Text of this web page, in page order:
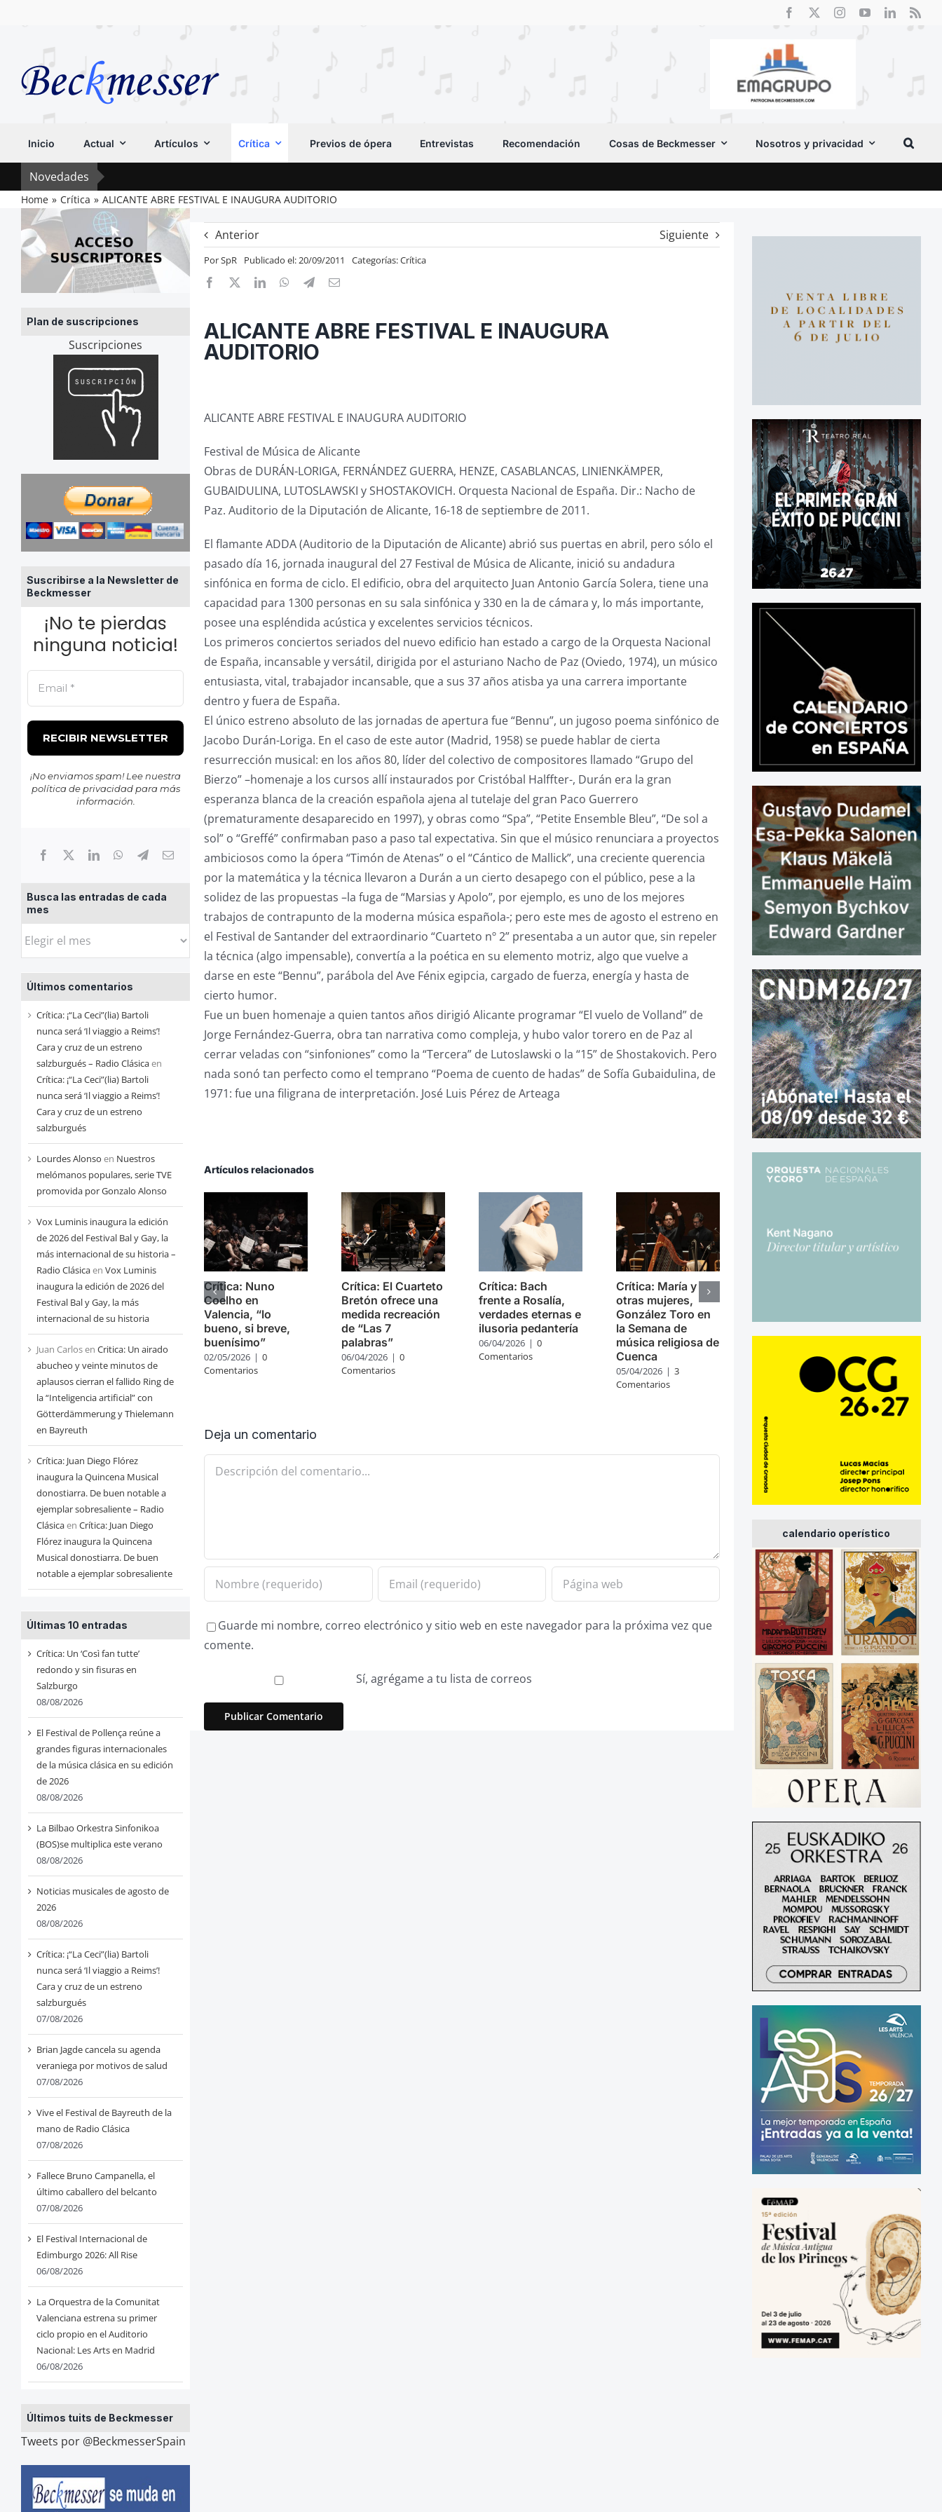
Inicio Actual Artículos Crítica Previos de ópera Entrevistas Recomendación Cosas de Beckmesser Nosotros y privacidad
Novedades
Home Crítica ALICANTE ABRE FESTIVAL E INAUGURA AUDITORIO
Plan de suscripciones
Suscripciones
Suscribirse a la Newsletter de
Beckmesser
¡No te pierdas
ninguna noticia!
¡No enviamos spam! Lee nuestra
política de privacidadpara más
información.
Busca las entradas de cada
mes
Busca
entradas
de
cada
mes
Últimos comentarios
Crítica: ¡“La Ceci”(lia) Bartoli
nunca será ‘Il viaggio a Reims’!
Cara y cruz de un estreno
salzburgués – Radio Clásicaen
Crítica: ¡“La Ceci”(lia) Bartoli
nunca será ‘Il viaggio a Reims’!
Cara y cruz de un estreno
salzburgués
Lourdes Alonso en Nuestros
melómanos populares, serie TVE
promovida por Gonzalo Alonso
Vox Luminis inaugura la edición
de 2026 del Festival Bal y Gay, la
más internacional de su historia –
Radio Clásicaen Vox Luminis
inaugura la edición de 2026 del
Festival Bal y Gay, la más
internacional de su historia
Juan Carlosen Critica: Un airado
abucheo y veinte minutos de
aplausos cierran el fallido Ring de
la “Inteligencia artificial” con
Götterdämmerung y Thielemann
en Bayreuth
Crítica: Juan Diego Flórez
inaugura la Quincena Musical
donostiarra. De buen notable a
ejemplar sobresaliente – Radio
Clásicaen Crítica: Juan Diego
Flórez inaugura la Quincena
Musical donostiarra. De buen
notable a ejemplar sobresaliente
Últimas 10 entradas
Crítica: Un ‘Così fan tutte’
redondo y sin fisuras en
Salzburgo
08/08/2026
El Festival de Pollença reúne a
grandes figuras internacionales
de la música clásica en su edición
de 2026
08/08/2026
La Bilbao Orkestra Sinfonikoa
(BOS)se multiplica este verano
08/08/2026
Noticias musicales de agosto de
2026
08/08/2026
Crítica: ¡“La Ceci”(lia) Bartoli
nunca será ‘Il viaggio a Reims’!
Cara y cruz de un estreno
salzburgués
07/08/2026
Brian Jagde cancela su agenda
veraniega por motivos de salud
07/08/2026
Vive el Festival de Bayreuth de la
mano de Radio Clásica
07/08/2026
Fallece Bruno Campanella, el
último caballero del belcanto
07/08/2026
El Festival Internacional de
Edimburgo 2026: All Rise
06/08/2026
La Orquestra de la Comunitat
Valenciana estrena su primer
ciclo propio en el Auditorio
Nacional: Les Arts en Madrid
06/08/2026
Últimos tuits de Beckmesser
Tweets por @BeckmesserSpain
Anterior Siguiente
PorSpR Publicado el: 20/09/2011 Categorías:Crítica
ALICANTE ABRE FESTIVAL E INAUGURA
AUDITORIO
ALICANTE ABRE FESTIVAL E INAUGURA AUDITORIO
Festival de Música de Alicante
Obras de DURÁN-LORIGA, FERNÁNDEZ GUERRA, HENZE, CASABLANCAS, LINIENKÄMPER,
GUBAIDULINA, LUTOSLAWSKI y SHOSTAKOVICH. Orquesta Nacional de España. Dir.: Nacho de
Paz. Auditorio de la Diputación de Alicante, 16-18 de septiembre de 2011.
El flamante ADDA (Auditorio de la Diputación de Alicante) abrió sus puertas en abril, pero sólo el
pasado día 16, jornada inaugural del 27 Festival de Música de Alicante, inició su andadura
sinfónica en forma de ciclo. El edificio, obra del arquitecto Juan Antonio García Solera, tiene una
capacidad para 1300 personas en su sala sinfónica y 330 en la de cámara y, lo más importante,
posee una espléndida acústica y excelentes servicios técnicos.
Los primeros conciertos seriados del nuevo edificio han estado a cargo de la Orquesta Nacional
de España, incansable y versátil, dirigida por el asturiano Nacho de Paz (Oviedo, 1974), un músico
entusiasta, vital, trabajador incansable, que a sus 37 años atisba ya una carrera importante
dentro y fuera de España.
El único estreno absoluto de las jornadas de apertura fue “Bennu”, un jugoso poema sinfónico de
Jacobo Durán-Loriga. En el caso de este autor (Madrid, 1958) se puede hablar de cierta
resurrección musical: en los años 80, líder del colectivo de compositores llamado “Grupo del
Bierzo” –homenaje a los cursos allí instaurados por Cristóbal Halffter-, Durán era la gran
esperanza blanca de la creación española ajena al tutelaje del gran Paco Guerrero
(prematuramente desaparecido en 1997), y obras como “Spa”, “Petite Ensemble Bleu”, “De sol a
sol” o “Greffé” confirmaban paso a paso tal expectativa. Sin que el músico renunciara a proyectos
ambiciosos como la ópera “Timón de Atenas” o el “Cántico de Mallick”, una creciente querencia
por la matemática y la técnica llevaron a Durán a un cierto desapego con el público, pese a la
solidez de las propuestas –la fuga de “Marsias y Apolo”, por ejemplo, es uno de los mejores
trabajos de contrapunto de la moderna música española-; pero este mes de agosto el estreno en
el Festival de Santander del extraordinario “Cuarteto nº 2” presentaba a un autor que, sin repeler
la técnica (algo impensable), convertía a la poética en su elemento motriz, algo que vuelve a
darse en este “Bennu”, parábola del Ave Fénix egipcia, cargado de fuerza, energía y hasta de
cierto humor.
Fue un buen homenaje a quien tantos años dirigió Alicante programar “El vuelo de Volland” de
Jorge Fernández-Guerra, obra tan narrativa como compleja, y hubo valor torero en de Paz al
cerrar veladas con “sinfoniones” como la “Tercera” de Lutoslawski o la “15” de Shostakovich. Pero
nada sonó tan perfecto como el temprano “Poema de cuento de hadas” de Sofía Gubaidulina, de
1971: fue una filigrana de interpretación. José Luis Pérez de Arteaga
Artículos relacionados
Crítica: Nuno
Coelho en
Valencia, “lo
bueno, si breve,
buenísimo”
02/05/2026 | 0
Comentarios
Crítica: El Cuarteto
Bretón ofrece una
medida recreación
de “Las 7
palabras”
06/04/2026 | 0
Comentarios
Crítica: Bach
frente a Rosalía,
verdades eternas e
ilusoria pedantería
06/04/2026 | 0
Comentarios
Crítica: María y
otras mujeres,
González Toro en
la Semana de
música religiosa de
Cuenca
05/04/2026 | 3
Comentarios
Deja un comentario
Comentario
Guarde mi nombre, correo electrónico y sitio web en este navegador para la próxima vez que
comente.
Sí, agrégame a tu lista de correos
calendario operístico